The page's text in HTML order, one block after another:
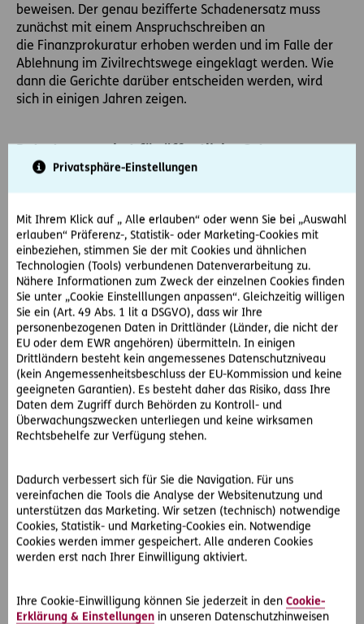
Privatsphäre-Einstellungen
Mit Ihrem Klick auf „ Alle erlauben“ oder wenn Sie bei „Auswahl
erlauben“ Präferenz-, Statistik- oder Marketing-Cookies mit
einbeziehen, stimmen Sie der mit Cookies und ähnlichen
Technologien (Tools) verbundenen Datenverarbeitung zu.
Nähere Informationen zum Zweck der einzelnen Cookies finden
Sie unter „Cookie Einstelllungen anpassen“. Gleichzeitig willigen
Sie ein (Art. 49 Abs. 1 lit a DSGVO), dass wir Ihre
personenbezogenen Daten in Drittländer (Länder, die nicht der
EU oder dem EWR angehören) übermitteln. In einigen
Drittländern besteht kein angemessenes Datenschutzniveau
(kein Angemessenheitsbeschluss der EU-Kommission und keine
geeigneten Garantien). Es besteht daher das Risiko, dass Ihre
Daten dem Zugriff durch Behörden zu Kontroll- und
Überwachungszwecken unterliegen und keine wirksamen
Rechtsbehelfe zur Verfügung stehen.
Dadurch verbessert sich für Sie die Navigation. Für uns
vereinfachen die Tools die Analyse der Websitenutzung und
unterstützen das Marketing. Wir setzen (technisch) notwendige
Cookies, Statistik- und Marketing-Cookies ein. Notwendige
Cookies werden immer gespeichert. Alle anderen Cookies
werden erst nach Ihrer Einwilligung aktiviert.
Ihre Cookie-Einwilligung können Sie jederzeit in den Cookie-
Erklärung & Einstellungen in unseren Datenschutzhinweisen
beweisen. Der genau bezifferte Schadenersatz muss
zunächst mit einem Anspruchschreiben an
die Finanzprokuratur erhoben werden und im Falle der
Ablehnung im Zivilrechtswege eingeklagt werden. Wie
dann die Gerichte darüber entscheiden werden, wird
sich in einigen Jahren zeigen.
rechtswidrig
Verwaltungsstrafverfahren wegen eines Verstoßes
gegen das Betretungsverbot für öffentliche Orte sind
einzustellen. Es gibt aber keinen Rechtsanspruch darauf,
dass etwaig bezahlte Verwaltungsstrafen zurückbezahlt
werden, da in den Verwaltungsstrafgesetzen
Rechtsschutzmöglichkeiten vorgesehen sind, die von
Betroffenen hätten ausgeschöpft werden können. D.h.:
wenn jemand ohne Erhebung von Rechtmittel
eine verhängte Verwaltungsstrafe bezahlt hat, kann er
sich nun nicht beschweren, wenn er das Geld nicht
zurückbekommt.
Möglich werden kann eine Zurückbezahlung nur durch
Rechtsanspruch besteht. Möglich sein könnte auch eine
Generalamnestie, wofür der Gesetzgeber eine
entsprechende Regelung schaffen müsste, die aufgrund
der nun sichtbaren Komplexität und Kompliziertheit der
Problematik sehr bedacht und wohl überlegt sein muss.